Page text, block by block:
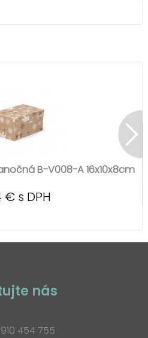
B-V008-A 16x10x8cm
€ s DPH
nás
454 755